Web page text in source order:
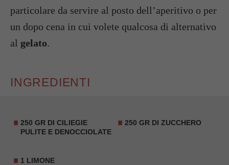
particolare da servire al posto dell’aperitivo o per
un dopo cena in cui volete qualcosa di alternativo
al gelato.
INGREDIENTI
250 GR DI CILIEGIE
PULITE E DENOCCIOLATE
250 GR DI ZUCCHERO
1 LIMONE